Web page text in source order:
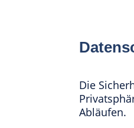
Die
Abläufen.